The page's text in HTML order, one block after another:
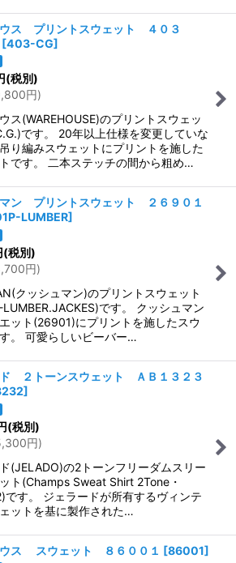
ウス プリントスウェット ４０３
[403-CG]
(税別)
円)
ス(WAREHOUSE)のプリントスウェッ
です。 20年以上仕様を変更していな
り編みスウェットにプリントを施した
です。 二本ステッチの間から粗め…
ン プリントスウェット ２６９０１
LUMBER]
(税別)
円)
クッシュマン)のプリントスウェット
です。 クッシュマン
ット(26901)にプリントを施したスウ
。 可愛らしいビーバー…
２トーンスウェット ＡＢ１３２３
]
(税別)
円)
(JELADO)の2トーンフリーダムスリー
ト(Champs Sweat Shirt 2Tone・
です。 ジェラードが所有するヴィンテ
ットを基に製作された…
ウス スウェット ８６００１ [86001]